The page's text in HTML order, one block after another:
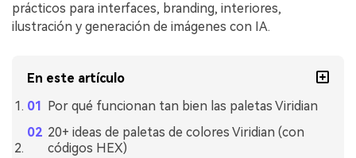
prácticos para interfaces, branding, interiores,
ilustración y generación de imágenes con IA.
En este artículo
Por qué funcionan tan bien las paletas Viridian
20+ ideas de paletas de colores Viridian (con
códigos HEX)